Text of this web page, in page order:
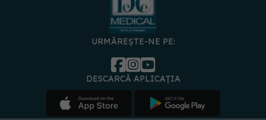
URMĂREȘTE-NE PE:
DESCARCĂ APLICAȚIA